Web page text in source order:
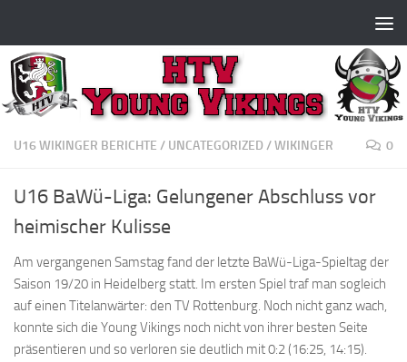
U16 WIKINGER BERICHTE / UNCATEGORIZED /WIKINGER 0
U16 BaWü-Liga: Gelungener Abschluss vor
heimischer Kulisse
Am vergangenen Samstag fand der letzte BaWü-Liga-Spieltag der
Saison 19/20 in Heidelberg statt. Im ersten Spiel traf man sogleich
auf einen Titelanwärter: den TV Rottenburg. Noch nicht ganz wach,
konnte sich die Young Vikings noch nicht von ihrer besten Seite
präsentieren und so verloren sie deutlich mit 0:2 (16:25, 14:15).